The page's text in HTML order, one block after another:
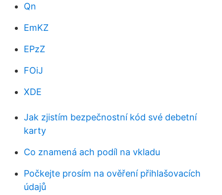
Qn
EmKZ
EPzZ
FOiJ
XDE
Jak zjistím bezpečnostní kód své debetní
karty
Co znamená ach podíl na vkladu
Počkejte prosím na ověření přihlašovacích
údajů